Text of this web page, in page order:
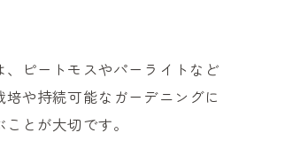
ピートモスやパーライトなど
や持続可能なガーデニングに
とが大切です。